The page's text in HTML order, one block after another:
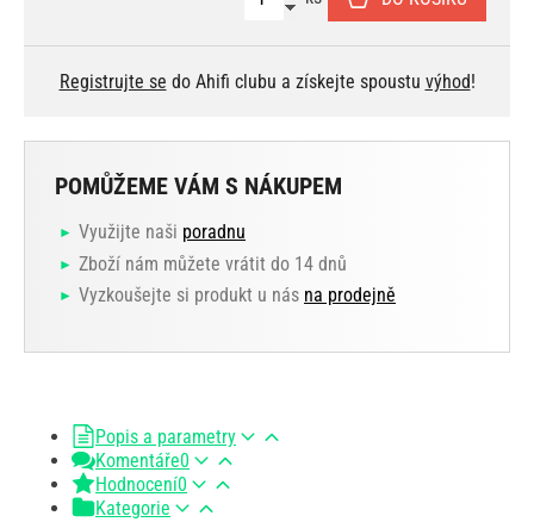
Registrujte se do Ahifi clubu a získejte spoustu výhod!
POMŮŽEME VÁM S NÁKUPEM
Využijte naši poradnu
Zboží nám můžete vrátit do 14 dnů
Vyzkoušejte si produkt u nás na prodejně
Popis a parametry
Komentáře0
Hodnocení0
Kategorie